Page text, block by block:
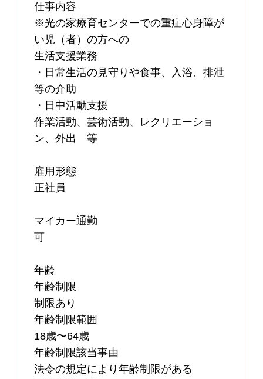
仕事内容
※光の家療育センターでの重症心身障が
い児（者）の方への
生活支援業務
・日常生活の見守りや食事、入浴、排泄
等の介助
・日中活動支援
作業活動、芸術活動、レクリエーショ
ン、外出 等
雇用形態
正社員
マイカー通勤
可
年齢
年齢制限
制限あり
年齢制限範囲
18歳〜64歳
年齢制限該当事由
法令の規定により年齢制限がある